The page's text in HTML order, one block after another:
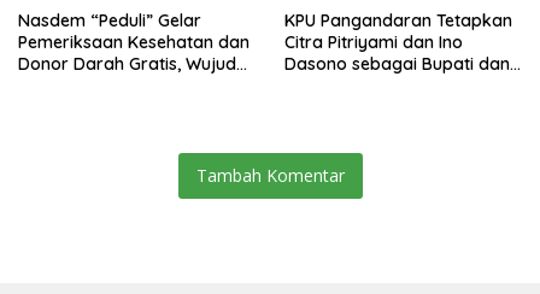
Nasdem “Peduli” Gelar
Pemeriksaan Kesehatan dan
Donor Darah Gratis, Wujud
KPU Pangandaran Tetapkan
Citra Pitriyami dan Ino
Dasono sebagai Bupati dan
Tambah Komentar